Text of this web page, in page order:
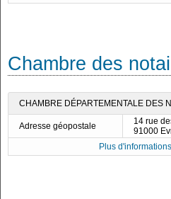
Chambre des
CHAMBRE DÉPARTEMENTALE DES
Adresse géopostale
14 rue
91000
Plus